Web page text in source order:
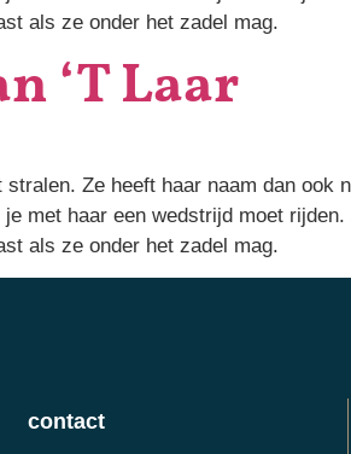
als ze onder het zadel mag.
‘T Laar
Ze heeft haar naam dan
met haar een wedstrijd moet
als ze onder het zadel mag.
contact